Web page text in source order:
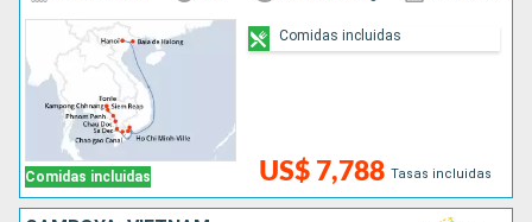
Comidas incluidas US$ 7,788 Tasas incluidas
Comidas incluidas